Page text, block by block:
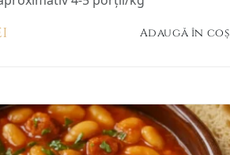
Adaugă în coș